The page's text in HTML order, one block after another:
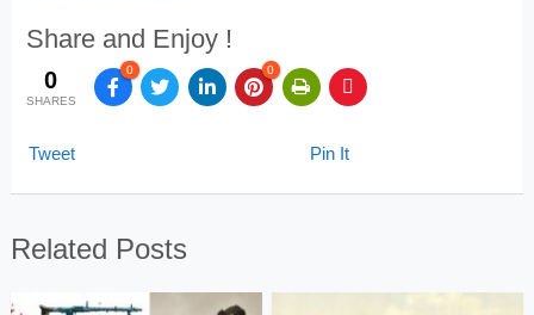
Share and Enjoy !
0
SHARES
0 0
Tweet Pin It
Related Posts